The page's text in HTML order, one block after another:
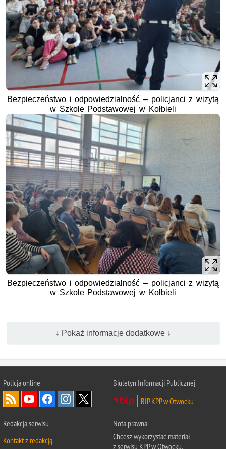
Bezpieczeństwo i odpowiedzialność – policjanci z wizytą
w Szkole Podstawowej w Kołbieli
Bezpieczeństwo i odpowiedzialność – policjanci z wizytą
w Szkole Podstawowej w Kołbieli
↓ Pokaż informacje dodatkowe ↓
Policja online
Biuletyn Informacji Publicznej
BIP KPP w Otwocku
Redakcja serwisu
Kontakt z redakcją
Nota prawna
Chcesz wykorzystać materiał
z serwisu KPP w Otwocku.